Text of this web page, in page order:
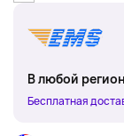
В любой
Бесплатная